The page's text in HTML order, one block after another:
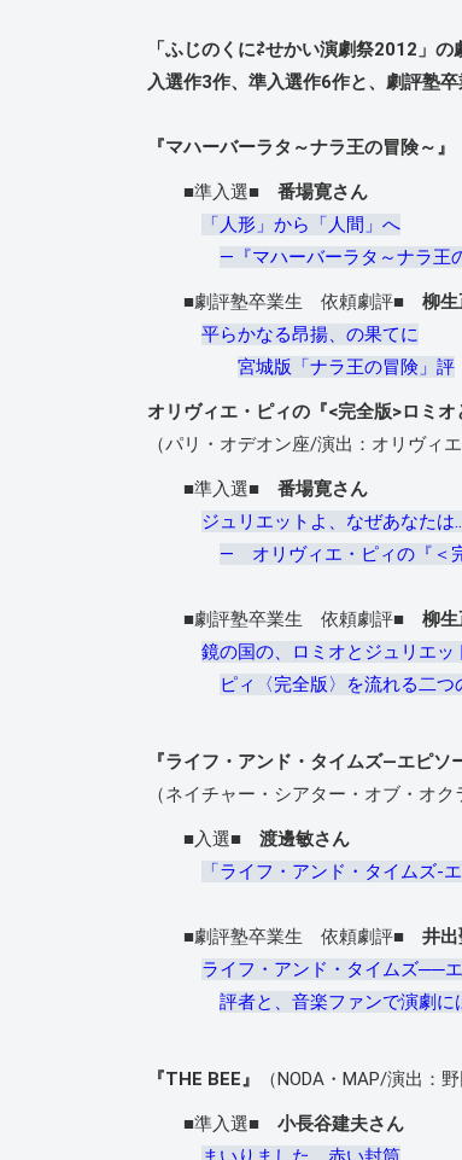
「ふじのくに⇄せかい演劇祭2012」
入選作3作、準入選作6作と、劇評塾
『マハーバーラタ～ナラ王の冒険～』
■準入選■ 番場寛さん
「人形」から「人間」へ
―『マハーバーラタ～ナラ王
■劇評塾卒業生 依頼劇評■ 柳
平らかなる昂揚、の果てに
宮城版「ナラ王の冒険」評
オリヴィエ・ピィの『<完全版>ロミオ
（パリ・オデオン座/演出：オリヴィエ
■準入選■ 番場寛さん
ジュリエットよ、なぜあなたは
― オリヴィエ・ピィの『＜
■劇評塾卒業生 依頼劇評■ 柳
鏡の国の、ロミオとジュリエッ
ピィ〈完全版〉を流れる二つ
『ライフ・アンド・タイムズ―エピソ
（ネイチャー・シアター・オブ・オ
■入選■ 渡邊敏さん
「ライフ・アンド・タイムズ‐
■劇評塾卒業生 依頼劇評■ 井
ライフ・アンド・タイムズ──
評者と、音楽ファンで演劇
『THE BEE』 （NODA・MAP/演出：野
■準入選■ 小長谷建夫さん